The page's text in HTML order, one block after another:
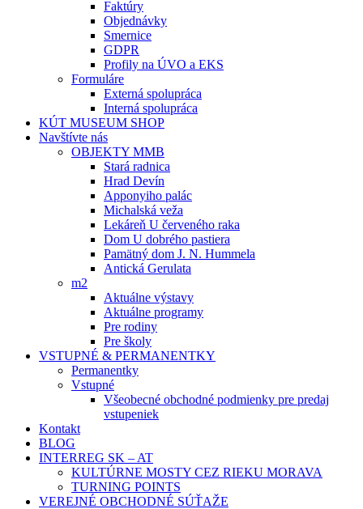
Faktúry
Objednávky
Smernice
GDPR
Profily na ÚVO a EKS
Formuláre
Externá spolupráca
Interná spolupráca
KÚT MUSEUM SHOP
Navštívte nás
OBJEKTY MMB
Stará radnica
Hrad Devín
Apponyiho palác
Michalská veža
Lekáreň U červeného raka
Dom U dobrého pastiera
Pamätný dom J. N. Hummela
Antická Gerulata
m2
Aktuálne výstavy
Aktuálne programy
Pre rodiny
Pre školy
VSTUPNÉ & PERMANENTKY
Permanentky
Vstupné
Všeobecné obchodné podmienky pre predaj
vstupeniek
Kontakt
BLOG
INTERREG SK – AT
KULTÚRNE MOSTY CEZ RIEKU MORAVA
TURNING POINTS
VEREJNÉ OBCHODNÉ SÚŤAŽE